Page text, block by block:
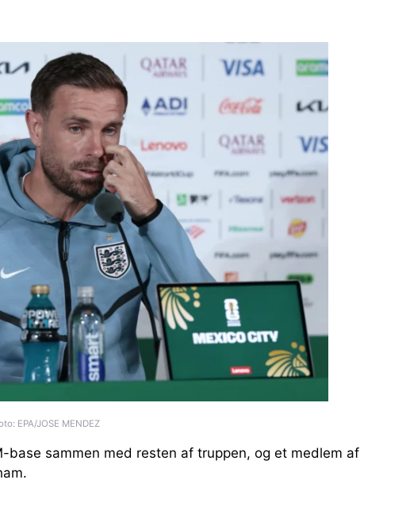
EPA/JOSE MENDEZ
base sammen med resten af truppen, og et medlem af